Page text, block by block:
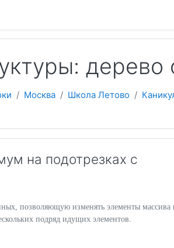
дерево
Москва Школа Летово
на подотрезках с
позволяющую изменять элементы массива
подряд идущих элементов.